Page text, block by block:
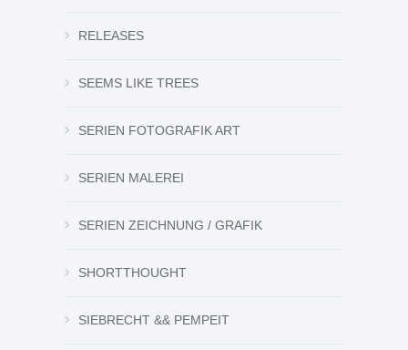
RELEASES
SEEMS LIKE TREES
SERIEN FOTOGRAFIK ART
SERIEN MALEREI
SERIEN ZEICHNUNG / GRAFIK
SHORTTHOUGHT
SIEBRECHT && PEMPEIT